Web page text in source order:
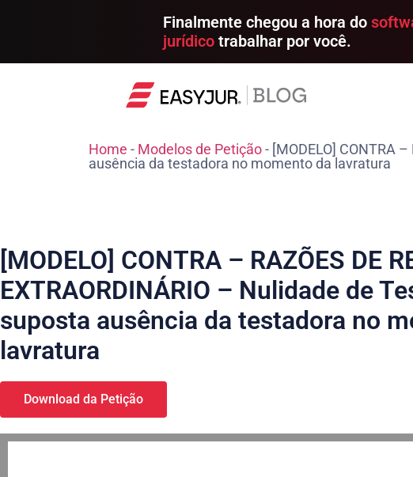
Finalmente chegou a hora do
jurídico trabalhar por você.
Home - Modelos de Petição- [MODELO] CONTRA
ausência da testadora no momento da lavratura
[MODELO] CONTRA – RAZÕES DE
EXTRAORDINÁRIO – Nulidade de
suposta ausência da testadora no
lavratura
Download da Petição